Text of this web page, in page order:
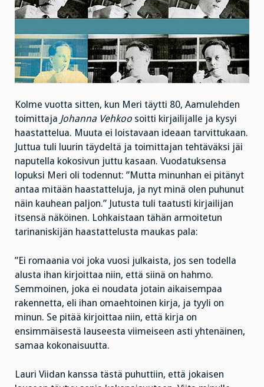
Kolme vuotta sitten, kun Meri täytti 80, Aamulehden
toimittaja Johanna Vehkoo soitti kirjailijalle ja kysyi
haastattelua. Muuta ei loistavaan ideaan tarvittukaan.
Juttua tuli luurin täydeltä ja toimittajan tehtäväksi jäi
naputella kokosivun juttu kasaan. Vuodatuksensa
lopuksi Meri oli todennut: ”Mutta minunhan ei pitänyt
antaa mitään haastatteluja, ja nyt minä olen puhunut
näin kauhean paljon.” Jutusta tuli taatusti kirjailijan
itsensä näköinen. Lohkaistaan tähän armoitetun
tarinaniskijän haastattelusta maukas pala:
”Ei romaania voi joka vuosi julkaista, jos sen todella
alusta ihan kirjoittaa niin, että siinä on hahmo.
Semmoinen, joka ei noudata jotain aikaisempaa
rakennetta, eli ihan omaehtoinen kirja, ja tyyli on
minun. Se pitää kirjoittaa niin, että kirja on
ensimmäisestä lauseesta viimeiseen asti yhtenäinen,
samaa kokonaisuutta.
Lauri Viidan kanssa tästä puhuttiin, että jokaisen